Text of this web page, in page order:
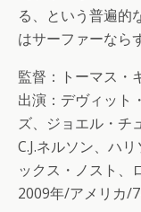
る、という普遍的
はサーファーなら
監督：トーマス・
出演：デヴィット
ズ、ジョエル・チ
C.J.ネルソン、ハ
ックス・ノスト、
2009年/アメリカ/